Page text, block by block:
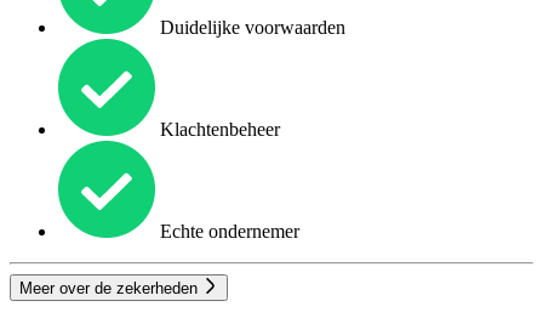
Duidelijke voorwaarden
Klachtenbeheer
Echte ondernemer
Meer over de zekerheden